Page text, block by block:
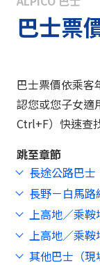
巴士票
巴士票價依乘客
認您或您子女適
Ctrl+F）快速查
跳至章節
長途公路巴士
長野－白馬路
上高地／乘鞍
上高地／乘鞍
其他巴士（現